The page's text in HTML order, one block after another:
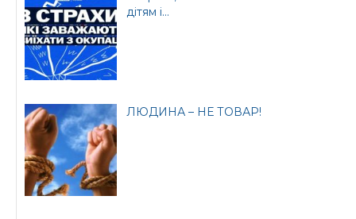
дітям і...
ЛЮДИНА – НЕ ТОВАР!
Офіційний веб-сайт
Бориспільської РДА